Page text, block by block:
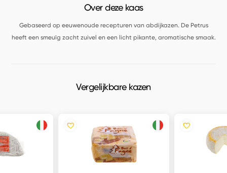
Over deze kaas
Gebaseerd op eeuwenoude recepturen van abdijkazen. De Petrus
heeft een smeuïg zacht zuivel en een licht pikante, aromatische smaak.
Vergelijkbare kazen